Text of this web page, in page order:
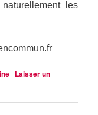
les
| Laisser un